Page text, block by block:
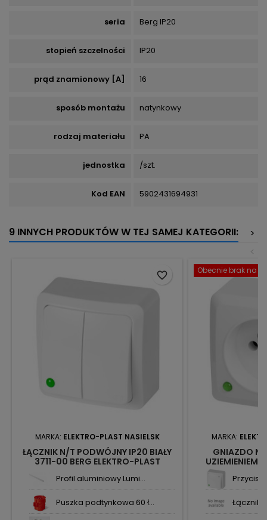
seria Berg IP20
stopień szczelności IP20
prąd znamionowy [A] 16
sposób montażu natynkowy
rodzaj materiału PA
jednostka /szt.
Kod EAN 5902431694931
9 INNYCH PRODUKTÓW W TEJ SAMEJ KATEGORII:
>
<
MARKA: ELEKTRO-PLAST NASIELSK
ŁĄCZNIK N/T PODWÓJNY IP20 BIAŁY
3711-00 BERG ELEKTRO-PLAST
Profil aluminiowy Lumi...
Puszka podtynkowa 60 ł...
favorite_border Obecnie brak na
MARKA:
GNIAZDO N/
UZIEMIENIEM
BERG
Przycisk
Łącznik